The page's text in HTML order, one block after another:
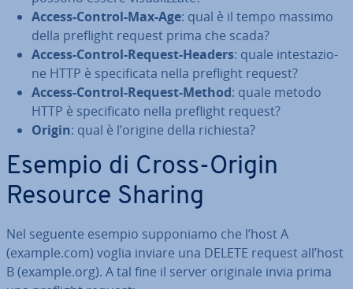
Access-Control-Max-Age: qual è il tempo massimo
della preflight request prima che scada?
Access-Control-Request-Headers: quale in­te­sta­zio­
ne HTTP è spe­ci­fi­ca­ta nella preflight request?
Access-Control-Request-Method: quale metodo
HTTP è spe­ci­fi­ca­to nella preflight request?
Origin: qual è l’origine della richiesta?
Esempio di Cross-Origin
Resource Sharing
Nel seguente esempio sup­po­nia­mo che l’host A
(example.com) voglia inviare una DELETE request all’host
B (example.org). A tal fine il server originale invia prima